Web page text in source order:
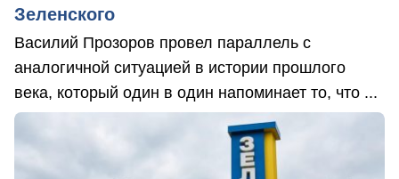
Зеленского
Василий Прозоров провел параллель с
аналогичной ситуацией в истории прошлого
века, который один в один напоминает то, что ...